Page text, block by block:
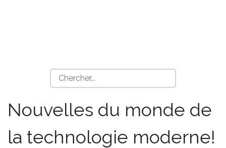
Nouvelles du monde de
la technologie moderne!